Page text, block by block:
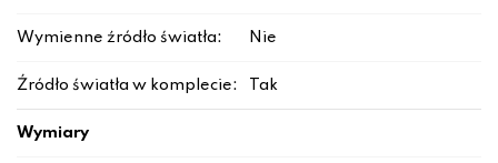
Wymienne źródło światła: Nie
Źródło światła w komplecie: Tak
Wymiary